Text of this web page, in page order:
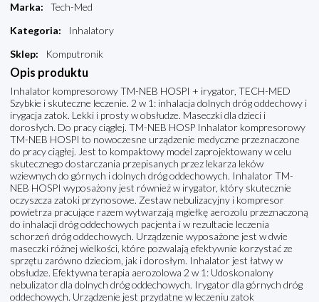
Marka:
Tech-Med
Kategoria:
Inhalatory
Sklep: Komputronik
Opis produktu
Inhalator kompresorowy TM-NEB HOSPI + irygator, TECH-MED
Szybkie i skuteczne leczenie. 2 w 1: inhalacja dolnych dróg oddechowy i
irygacja zatok. Lekki i prosty w obsłudze. Maseczki dla dzieci i
dorosłych. Do pracy ciągłej. TM-NEB HOSP Inhalator kompresorowy
TM-NEB HOSPI to nowoczesne urządzenie medyczne przeznaczone
do pracy ciągłej. Jest to kompaktowy model zaprojektowany w celu
skutecznego dostarczania przepisanych przez lekarza leków
wziewnych do górnych i dolnych dróg oddechowych. Inhalator TM-
NEB HOSPI wyposażony jest również w irygator, który skutecznie
oczyszcza zatoki przynosowe. Zestaw nebulizacyjny i kompresor
powietrza pracujące razem wytwarzają mgiełkę aerozolu przeznaczoną
do inhalacji dróg oddechowych pacjenta i w rezultacie leczenia
schorzeń dróg oddechowych. Urządzenie wyposażone jest w dwie
maseczki różnej wielkości, które pozwalają efektywnie korzystać ze
sprzętu zarówno dzieciom, jak i dorosłym. Inhalator jest łatwy w
obsłudze. Efektywna terapia aerozolowa 2 w 1: Udoskonalony
nebulizator dla dolnych dróg oddechowych. Irygator dla górnych dróg
oddechowych. Urządzenie jest przydatne w leczeniu zatok